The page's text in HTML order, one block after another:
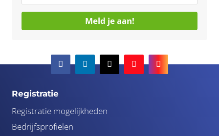
Meld je aan!
Registratie
Registratie mogelijkheden
Bedrijfsprofielen